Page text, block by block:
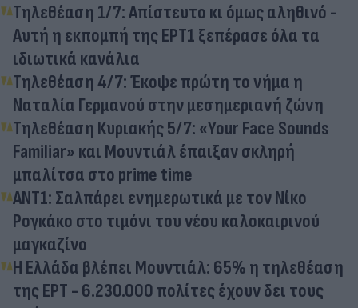
Τηλεθέαση 1/7: Απίστευτο κι όμως αληθινό -
Αυτή η εκπομπή της ΕΡΤ1 ξεπέρασε όλα τα
ιδιωτικά κανάλια
Τηλεθέαση 4/7: Έκοψε πρώτη το νήμα η
Ναταλία Γερμανού στην μεσημεριανή ζώνη
Τηλεθέαση Κυριακής 5/7: «Your Face Sounds
Familiar» και Μουντιάλ έπαιξαν σκληρή
μπαλίτσα στο prime time
ΑΝΤ1: Σαλπάρει ενημερωτικά με τον Νίκο
Ρογκάκο στο τιμόνι του νέου καλοκαιρινού
μαγκαζίνο
Η Ελλάδα βλέπει Μουντιάλ: 65% η τηλεθέαση
της ΕΡΤ - 6.230.000 πολίτες έχουν δει τους